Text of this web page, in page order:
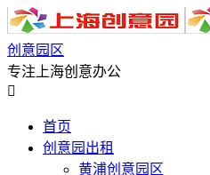
创意园区
专注上海创意办公

首页
创意园出租
黄浦创意园区